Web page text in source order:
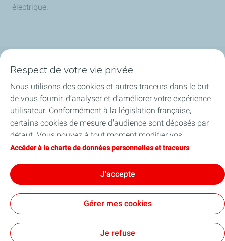
électrique.
La société
Nos métiers
Soyez acteurs
Nos projets
Accessibilité : partiellement conforme
Respect de votre vie privée
Nous utilisons des cookies et autres traceurs dans le but
de vous fournir, d’analyser et d’améliorer votre expérience
utilisateur. Conformément à la législation française,
certains cookies de mesure d'audience sont déposés par
défaut. Vous pouvez à tout moment modifier vos
paramètres de cookies en cliquant sur le bouton « Gérer
vous acceptez le dépôt de l’ensemble des cookies. Dans le
cas où vous cliquez sur « Je refuse », seuls les cookies
techniques nécessaires au bon fonctionnement du site
seront utilisés. Pour plus d’informations, vous pouvez
traceurs ».
Accéder à la charte de données personnelles et traceurs
J'accepte
Gérer mes cookies
Je refuse